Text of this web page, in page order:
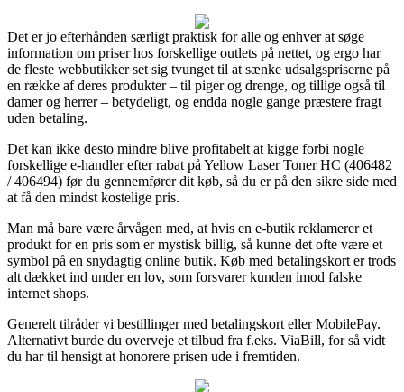
Det er jo efterhånden særligt praktisk for alle og enhver at søge
information om priser hos forskellige outlets på nettet, og ergo har
de fleste webbutikker set sig tvunget til at sænke udsalgspriserne på
en række af deres produkter – til piger og drenge, og tillige også til
damer og herrer – betydeligt, og endda nogle gange præstere fragt
uden betaling.
Det kan ikke desto mindre blive profitabelt at kigge forbi nogle
forskellige e-handler efter rabat på Yellow Laser Toner HC (406482
/ 406494) før du gennemfører dit køb, så du er på den sikre side med
at få den mindst kostelige pris.
Man må bare være årvågen med, at hvis en e-butik reklamerer et
produkt for en pris som er mystisk billig, så kunne det ofte være et
symbol på en snydagtig online butik. Køb med betalingskort er trods
alt dækket ind under en lov, som forsvarer kunden imod falske
internet shops.
Generelt tilråder vi bestillinger med betalingskort eller MobilePay.
Alternativt burde du overveje et tilbud fra f.eks. ViaBill, for så vidt
du har til hensigt at honorere prisen ude i fremtiden.